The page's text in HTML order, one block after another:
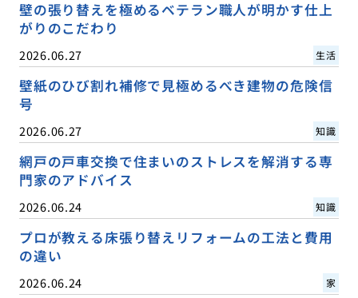
壁の張り替えを極めるベテラン職人が明かす仕上
がりのこだわり
2026.06.27 生活
壁紙のひび割れ補修で見極めるべき建物の危険信
号
2026.06.27 知識
網戸の戸車交換で住まいのストレスを解消する専
門家のアドバイス
2026.06.24 知識
プロが教える床張り替えリフォームの工法と費用
の違い
2026.06.24 家